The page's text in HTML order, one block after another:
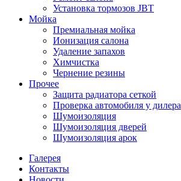
Установка тормозов JBT
Мойка
Премиальная мойка
Ионизация салона
Удаление запахов
Химчистка
Чернение резины
Прочее
Защита радиатора сеткой
Проверка автомобиля у дилера
Шумоизоляция
Шумоизоляция дверей
Шумоизоляция арок
Галерея
Контакты